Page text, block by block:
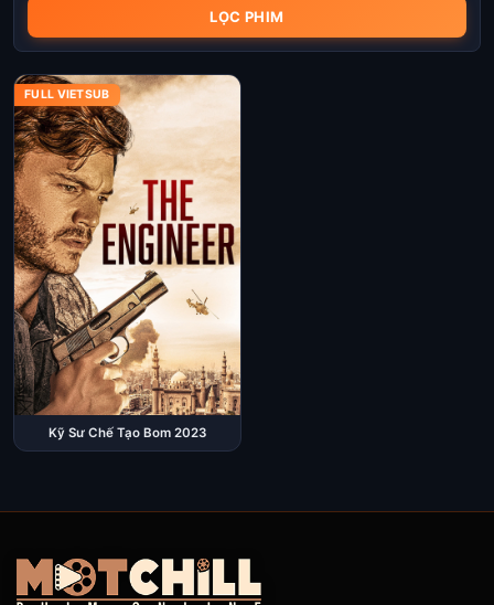
FULL VIETSUB
Kỹ Sư Chế Tạo Bom 2023